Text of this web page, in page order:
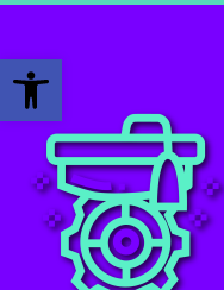
Відкрити Панель інструментів